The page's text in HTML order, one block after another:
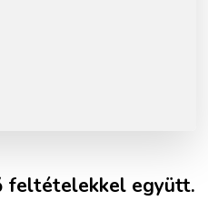
feltételekkel együtt.